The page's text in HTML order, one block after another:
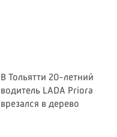
В Тольятти 20-летний
водитель LADA Priora
врезался в дерево